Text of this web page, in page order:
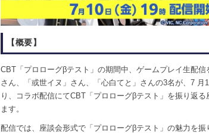
【概要】
CBT「プロローグβテスト」の期間中、ゲームプレイ生配信
さん、「或世イヌ」さん、「心白てと」さんの3名が、7 月
り、コラボ配信にてCBT「プロローグβテスト」を振り返る
ます。
配信では、座談会形式で「プロローグβテスト」の魅力を振